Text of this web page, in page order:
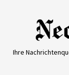
Ihre